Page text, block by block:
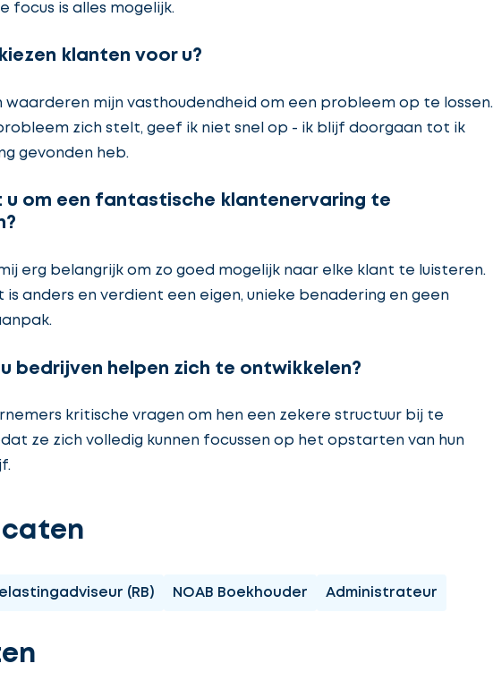
focus is alles mogelijk.
klanten voor u?
waarderen mijn vasthoudendheid om een probleem op te lossen.
zich stelt, geef ik niet snel op - ik blijf doorgaan tot ik
gevonden heb.
u om een fantastische klantenervaring te
erg belangrijk om zo goed mogelijk naar elke klant te luisteren.
is anders en verdient een eigen, unieke benadering en geen
u bedrijven helpen zich te ontwikkelen?
kritische vragen om hen een zekere structuur bij te
ze zich volledig kunnen focussen op het opstarten van hun
(RB) NOAB Boekhouder Administrateur